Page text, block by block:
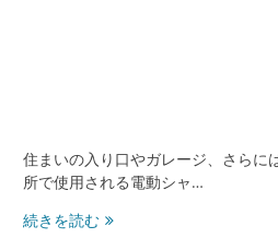
住まいの入り口やガレージ、さらに
所で使用される電動シャ…
続きを読む電